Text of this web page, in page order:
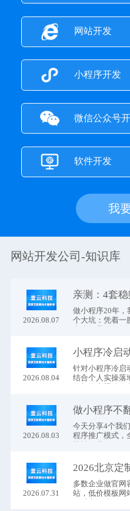
网站开发
小程序开发
微信公众号
软件开发
我
网站开发公司 -知识库
2026.08.07
亲测：4套
做小程序20年，
个大坑：凭着一
2026.08.04
针对小程序冷启
结合个人实操落
2026.08.03
今天分享4个我
程序推广模式，
2026.07.31
多数企业做官网
站，低价模板网